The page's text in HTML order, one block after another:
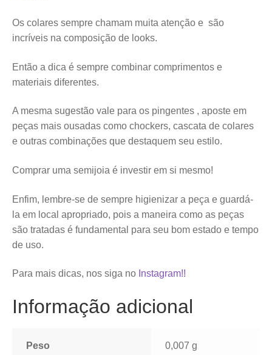
Os colares sempre chamam muita atenção e são
incríveis na composição de looks.
Então a dica é sempre combinar comprimentos e
materiais diferentes.
A mesma sugestão vale para os pingentes , aposte em
peças mais ousadas como chockers, cascata de colares
e outras combinações que destaquem seu estilo.
Comprar uma semijoia é investir em si mesmo!
Enfim, lembre-se de sempre higienizar a peça e guardá-
la em local apropriado, pois a maneira como as peças
são tratadas é fundamental para seu bom estado e tempo
de uso.
Para mais dicas, nos siga no Instagram!!
Informação adicional
Peso 0,007 g